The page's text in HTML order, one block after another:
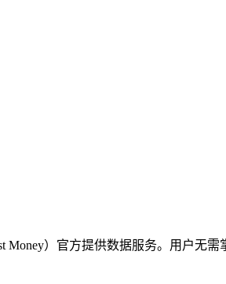
）官方提供数据服务。用户无